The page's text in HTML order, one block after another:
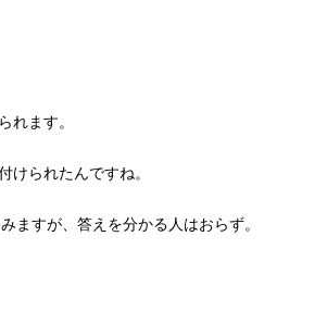
れます。
けられたんですね。
ますが、答えを分かる人はおらず。